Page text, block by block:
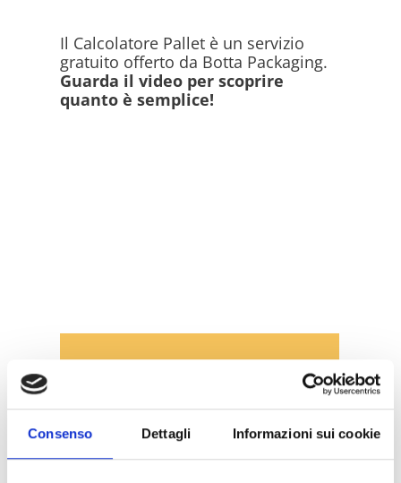
Consenso Dettagli Informazioni sui cookie
Il Calcolatore Pallet è un servizio
gratuito offerto da Botta Packaging.
Guarda il video per scoprire
quanto è semplice!